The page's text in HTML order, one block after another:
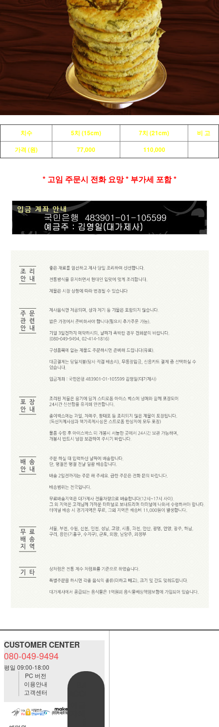
치수 5치 (15cm) 7치 (21cm)
비 고
가격 (원)
77,000 110,000
* 고임 주문시 전화 요망 * 부가세 포함 *
CUSTOMER CENTER
080-049-9494
평일 09:00-18:00
PC 버전
이용안내
고객센터